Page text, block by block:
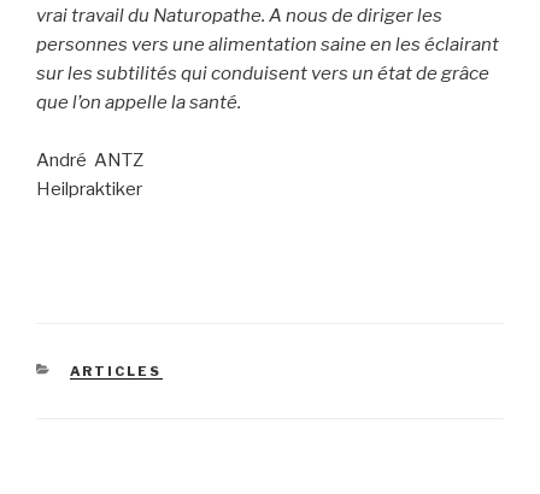
vrai travail du Naturopathe. A nous de diriger les
personnes vers une alimentation saine en les éclairant
sur les subtilités qui conduisent vers un état de grâce
que l’on appelle la santé.
André ANTZ
Heilpraktiker
CATÉGORIES
ARTICLES